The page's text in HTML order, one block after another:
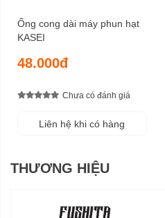
Ống cong dài máy phun hạt
KASEI
48.000đ
Chưa có đánh giá
Liên hệ khi có hàng
THƯƠNG HIỆU